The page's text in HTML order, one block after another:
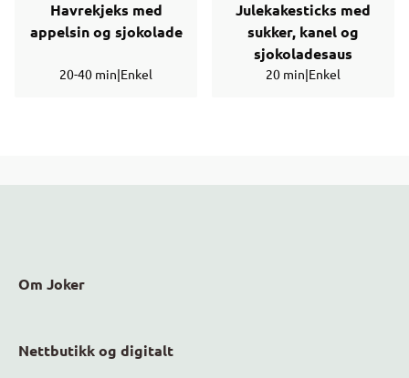
Havrekjeks med
appelsin og sjokolade
20-40 min|Enkel
Julekakesticks med
sukker, kanel og
sjokoladesaus
20 min|Enkel
Om Joker
Nettbutikk og digitalt